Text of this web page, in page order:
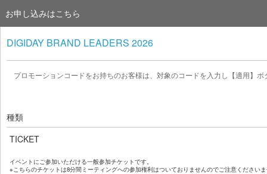
お申し込みはこちら
DIGIDAY BRAND LEADERS 2026
プロモーションコードをお持ちのお客様は、対象のコードを入力し【適用】
種類
TICKET
イベントに ご参加いただける一般参加チケットです。
※こちらのチケットは8分間ミーティングへの参加権利はついておりませんのでご注意ください